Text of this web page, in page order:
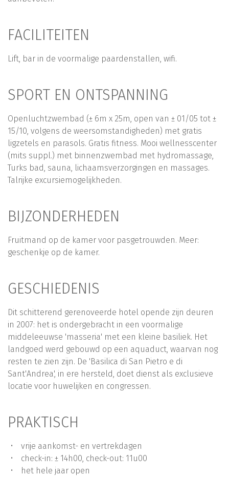
FACILITEITEN
Lift, bar in de voormalige paardenstallen, wifi.
SPORT EN ONTSPANNING
Openluchtzwembad (± 6m x 25m, open van ± 01/05 tot ±
15/10, volgens de weersomstandigheden) met gratis
ligzetels en parasols. Gratis fitness. Mooi wellnesscenter
(mits suppl.) met binnenzwembad met hydromassage,
Turks bad, sauna, lichaamsverzorgingen en massages.
Talrijke excursiemogelijkheden.
BIJZONDERHEDEN
Fruitmand op de kamer voor pasgetrouwden. Meer:
geschenkje op de kamer.
GESCHIEDENIS
Dit schitterend gerenoveerde hotel opende zijn deuren
in 2007: het is ondergebracht in een voormalige
middeleeuwse 'masseria' met een kleine basiliek. Het
landgoed werd gebouwd op een aquaduct, waarvan nog
resten te zien zijn. De 'Basilica di San Pietro e di
Sant'Andrea', in ere hersteld, doet dienst als exclusieve
locatie voor huwelijken en congressen.
PRAKTISCH
vrije aankomst- en vertrekdagen
check-in: ± 14h00, check-out: 11u00
het hele jaar open